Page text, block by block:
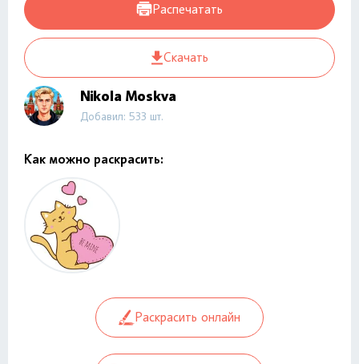
Распечатать
Скачать
Nikola Moskva
Добавил: 533 шт.
Как можно раскрасить:
Раскрасить онлайн